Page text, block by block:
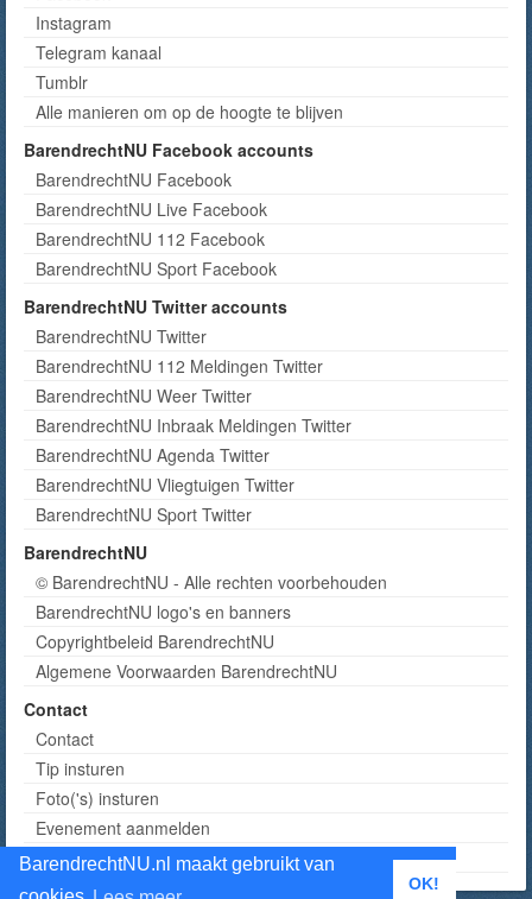
BarendrechtNU.nl maakt gebruikt van
OK!
Instagram
Telegram kanaal
Tumblr
Alle manieren om op de hoogte te blijven
BarendrechtNU Facebook accounts
BarendrechtNU Facebook
BarendrechtNU Live Facebook
BarendrechtNU 112 Facebook
BarendrechtNU Sport Facebook
BarendrechtNU Twitter accounts
BarendrechtNU Twitter
BarendrechtNU 112 Meldingen Twitter
BarendrechtNU Weer Twitter
BarendrechtNU Inbraak Meldingen Twitter
BarendrechtNU Agenda Twitter
BarendrechtNU Vliegtuigen Twitter
BarendrechtNU Sport Twitter
BarendrechtNU
© BarendrechtNU - Alle rechten voorbehouden
BarendrechtNU logo's en banners
Copyrightbeleid BarendrechtNU
Algemene Voorwaarden BarendrechtNU
Contact
Contact
Tip insturen
Foto('s) insturen
Evenement aanmelden
Informatie aanvragen adverteren